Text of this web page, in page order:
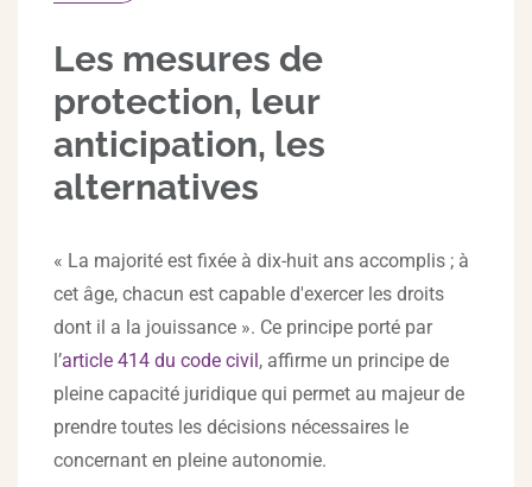
Les mesures de
protection, leur
anticipation, les
alternatives
« La majorité est fixée à dix-huit ans accomplis ; à
cet âge, chacun est capable d'exercer les droits
dont il a la jouissance ». Ce principe porté par
l’article 414 du code civil, affirme un principe de
pleine capacité juridique qui permet au majeur de
prendre toutes les décisions nécessaires le
concernant en pleine autonomie.